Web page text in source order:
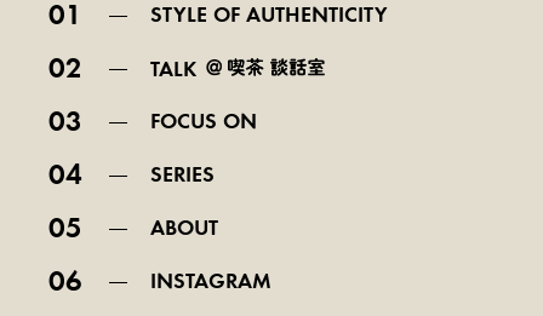
01 STYLE OF AUTHENTICITY
02 TALK
03 FOCUS ON
04 SERIES
05 ABOUT
06 INSTAGRAM